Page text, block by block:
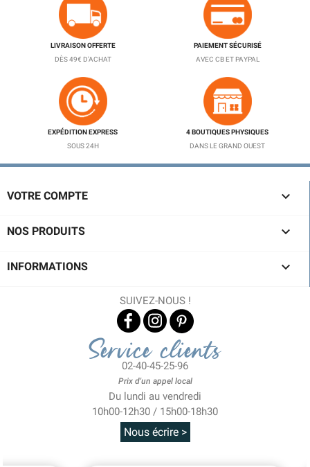
LIVRAISON OFFERTE
DÈS 49€ D'ACHAT
PAIEMENT SÉCURISÉ
AVEC CB ET PAYPAL
EXPÉDITION EXPRESS
SOUS 24H
4 BOUTIQUES PHYSIQUES
DANS LE GRAND OUEST
VOTRE COMPTE 
NOS PRODUITS 
INFORMATIONS 
SUIVEZ-NOUS !
Service clients
02-40-45-25-96
Prix d'un appel local
Du lundi au vendredi
10h00-12h30 / 15h00-18h30
Nous écrire >